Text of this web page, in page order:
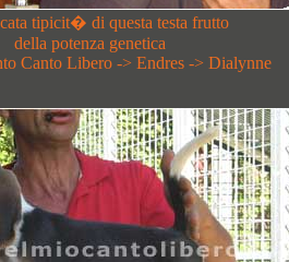
tipicit� di questa testa frutto
della potenza genetica
Canto Libero -> Endres -> Dialynne